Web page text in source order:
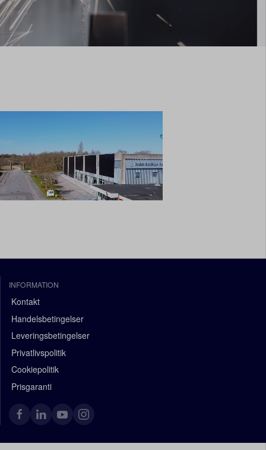
INFORMATION
Kontakt
Handelsbetingelser
Leveringsbetingelser
Privatlivspolitik
Cookiepolitik
Prisgaranti